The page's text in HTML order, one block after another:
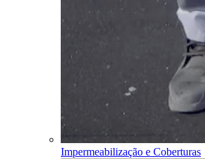
Impermeabilização e Coberturas